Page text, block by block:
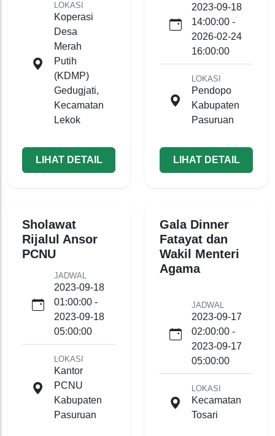
LOKASI
Koperasi
Desa
Merah
Putih
(KDMP)
Gedugjati,
Kecamatan
Lekok
LIHAT DETAIL
2023-09-18
14:00:00 -
2026-02-24
16:00:00
LOKASI
Pendopo
Kabupaten
Pasuruan
LIHAT DETAIL
Sholawat
Rijalul Ansor
PCNU
JADWAL
2023-09-18
01:00:00 -
2023-09-18
05:00:00
LOKASI
Kantor
PCNU
Kabupaten
Pasuruan
Gala Dinner
Fatayat dan
Wakil Menteri
Agama
JADWAL
2023-09-17
02:00:00 -
2023-09-17
05:00:00
LOKASI
Kecamatan
Tosari